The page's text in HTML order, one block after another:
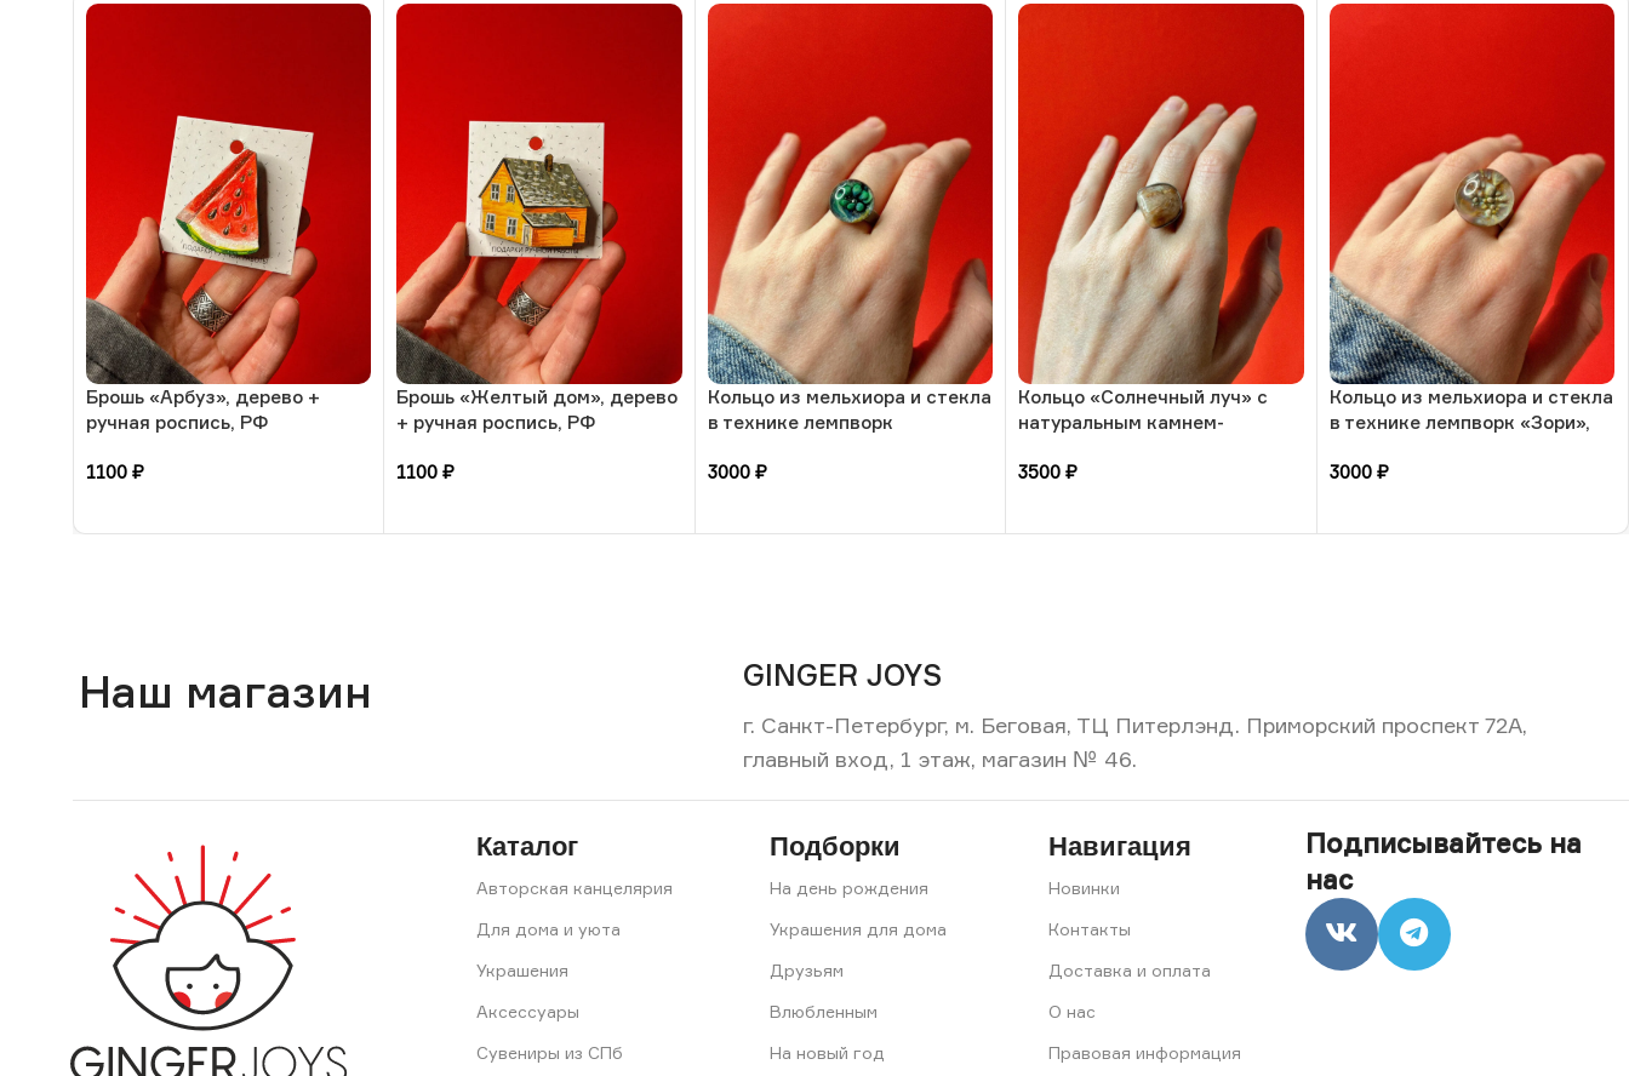
Брошь «Арбуз», дерево +
ручная роспись, РФ
1100 ₽
Брошь «Желтый дом», дерево
+ ручная роспись, РФ
1100₽
Кольцо из мельхиора и стекла
в технике лемпворк
3000 ₽
Кольцо «Солнечный луч» с
натуральным камнем-
размера, РБ
3500₽
Кольцо из мельхиора и стекла
в технике лемпворк «Зори»,
3000 ₽
Наш магазин GINGER JOYS
г. Санкт-Петербург, м. Беговая, ТЦ Питерлэнд. Приморский проспект 72А,
главный вход, 1 этаж, магазин № 46.
Каталог
Авторская канцелярия
Для дома и уюта
Украшения
Аксессуары
Сувениры из СПб
Подборки
На день рождения
Украшения для дома
Друзьям
Влюбленным
На новый год
Навигация
Новинки
Контакты
Доставка и оплата
О нас
Правовая информация
Подписывайтесь на
нас